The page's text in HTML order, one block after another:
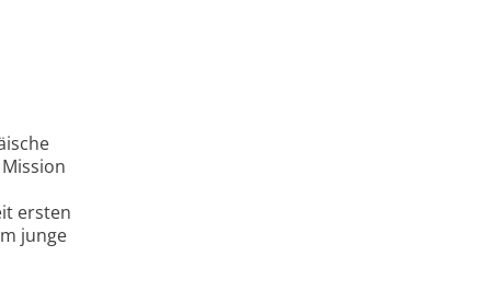
ersten
junge